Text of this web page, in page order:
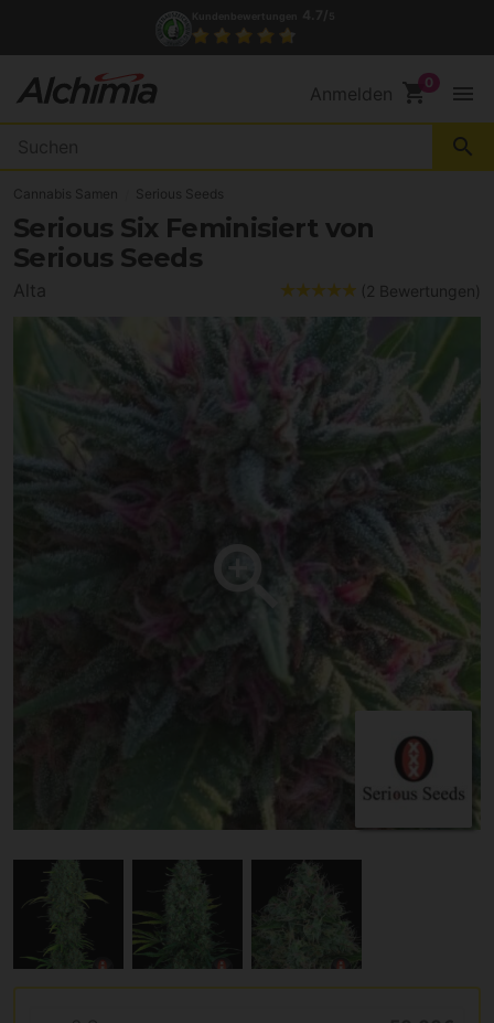
Anmelden shopping_cart menu
search
Cannabis Samen Serious Seeds
Serious Six Feminisiert von
Serious Seeds
Alta (2 Bewertungen)